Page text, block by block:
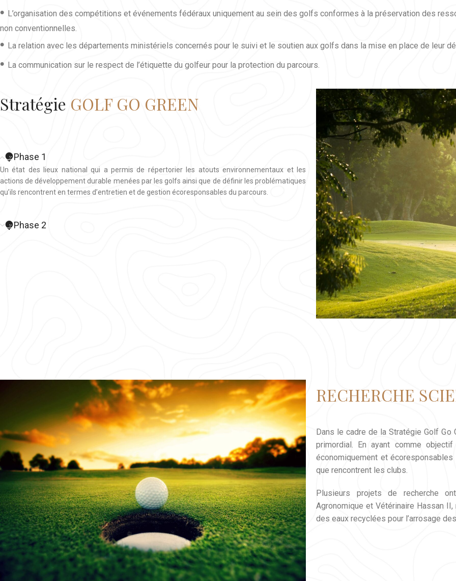
• L’organisation des compétitions et événements fédéraux uniquement au sein des golfs conformes à la préservation des
non conventionnelles.
• La relation avec les départements ministériels concernés pour le suivi et le soutien aux golfs dans la mise en place de leur
• La communication sur le respect de l’étiquette du golfeur pour la protection du parcours.
Stratégie GOLF GO GREEN
Phase 1
Un état des lieux national qui a permis de répertorier les atouts environnementaux et les
actions de développement durable menées par les golfs ainsi que de définir les problématiques
qu’ils rencontrent en termes d’entretien et de gestion écoresponsables du parcours.
Phase 2
RECHERCHE
Dans le cadre de la Stratégie Golf Go
primordial. En ayant comme
économiquement et
que rencontrent les clubs.
Plusieurs projets de recherche
Agronomique et Vétérinaire Hassan
des eaux recyclées pour l’arrosage